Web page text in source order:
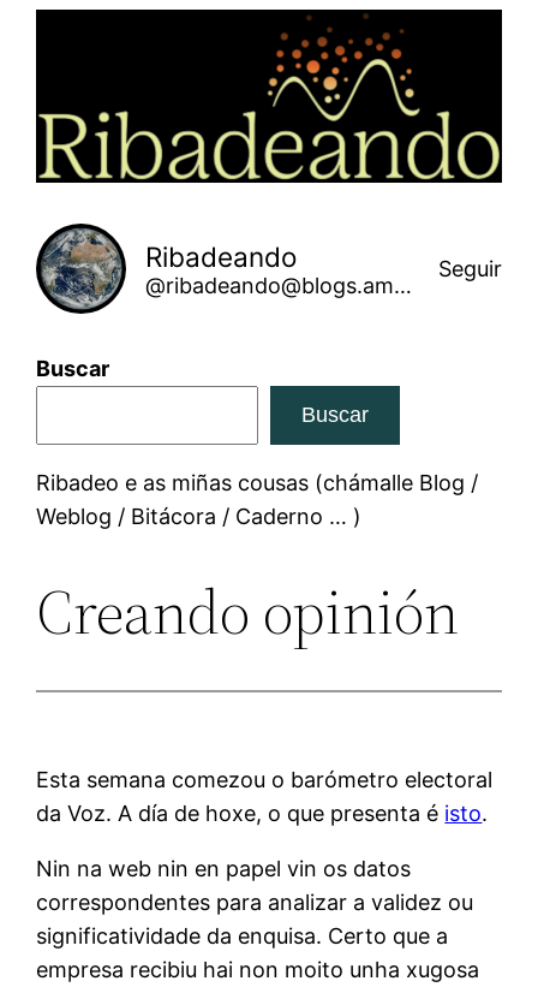
Ribadeando
@ribadeando@blogs.amarinha.gal
Seguir
Buscar
Buscar
Ribadeo e as miñas cousas (chámalle Blog /
Weblog / Bitácora / Caderno … )
Creando opinión
Esta semana comezou o barómetro electoral
da Voz. A día de hoxe, o que presenta é isto.
Nin na web nin en papel vin os datos
correspondentes para analizar a validez ou
significatividade da enquisa. Certo que a
empresa recibiu hai non moito unha xugosa